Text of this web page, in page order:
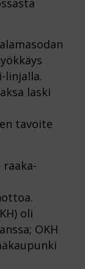
linjalla.
laski
tavoite
oli
OKH